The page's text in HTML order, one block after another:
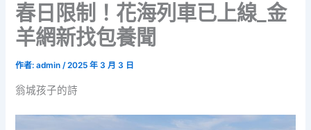
春日限制！花海列車已上線_金
羊網新找包養聞
作者:admin/2025 年 3 月 3 日
翁城孩子的詩